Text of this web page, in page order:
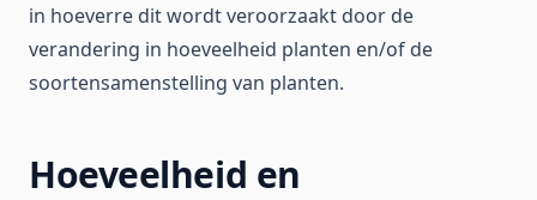
in hoeverre dit wordt veroorzaakt door de
verandering in hoeveelheid planten en/of de
soortensamenstelling van planten.
Hoeveelheid en